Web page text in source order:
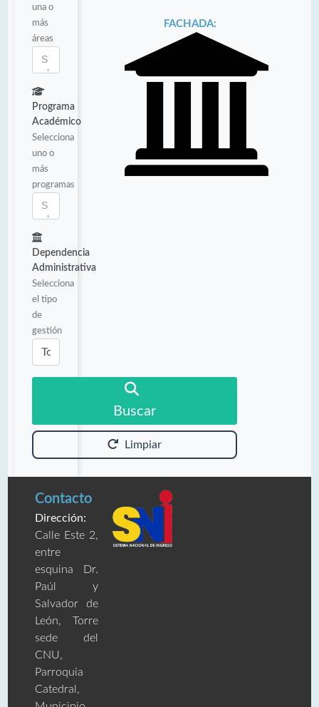
una o
más
áreas
Programa
Académico
Selecciona
uno o
más
programas
Dependencia
Administrativa
Selecciona
el tipo
de
gestión
Buscar
Limpiar
FACHADA:
Contacto
Dirección:
Calle Este 2,
entre
esquina Dr.
Paúl y
Salvador de
León, Torre
sede del
CNU,
Parroquia
Catedral,